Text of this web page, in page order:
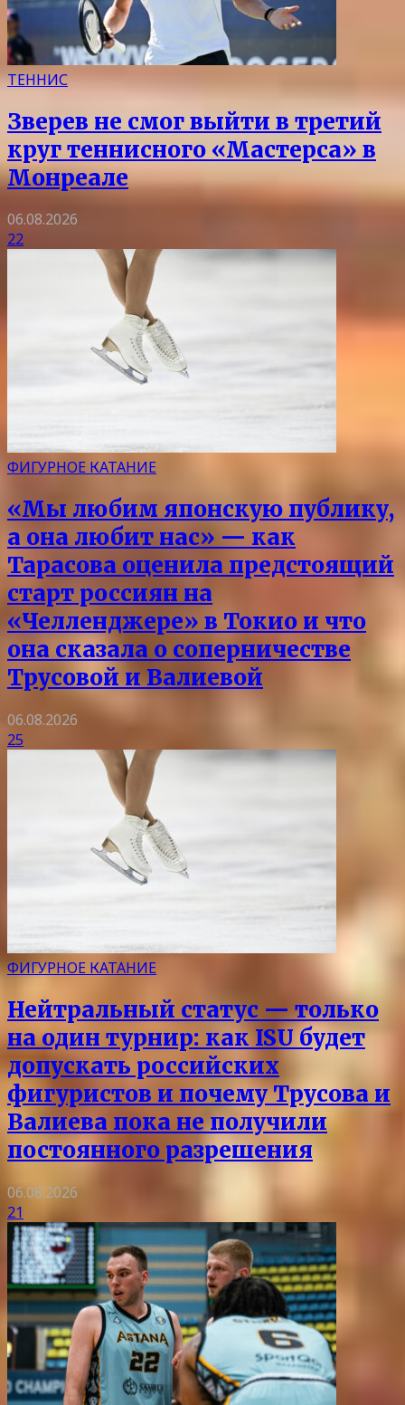
ТЕННИС
Зверев не смог выйти в третий
круг теннисного «Мастерса» в
Монреале
06.08.2026
22
ФИГУРНОЕ КАТАНИЕ
«Мы любим японскую публику,
а она любит нас» — как
Тарасова оценила предстоящий
старт россиян на
«Челленджере» в Токио и что
она сказала о соперничестве
Трусовой и Валиевой
06.08.2026
25
ФИГУРНОЕ КАТАНИЕ
Нейтральный статус — только
на один турнир: как ISU будет
допускать российских
фигуристов и почему Трусова и
Валиева пока не получили
постоянного разрешения
06.08.2026
21